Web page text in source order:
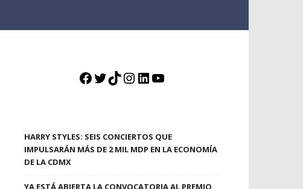
Facebook
Twitter
TikTok
Instagram
LinkedIn
YouTube
HARRY STYLES: SEIS CONCIERTOS QUE
IMPULSARÁN MÁS DE 2 MIL MDP EN LA ECONOMÍA
DE LA CDMX
YA ESTÁ ABIERTA LA CONVOCATORIA AL PREMIO